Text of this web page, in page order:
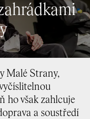
Malé Strany,
ho však zahlcuje
a soustředí